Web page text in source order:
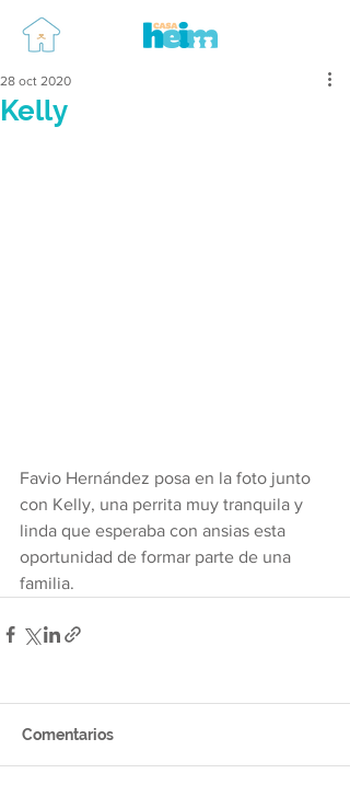
Kelly
28 oct 2020
Favio Hernández posa en la foto junto
con Kelly, una perrita muy tranquila y
linda que esperaba con ansias esta
oportunidad de formar parte de una
familia.
Comentarios